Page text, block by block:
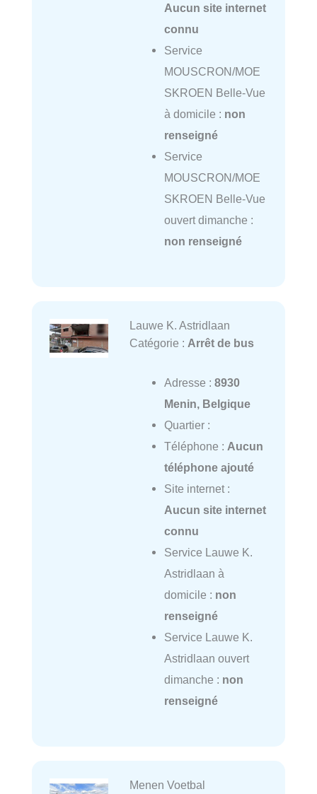
Aucun site internet
connu
Service
MOUSCRON/MOE
SKROEN Belle-Vue
à domicile : non
renseigné
Service
MOUSCRON/MOE
SKROEN Belle-Vue
ouvert dimanche :
non renseigné
Lauwe K. Astridlaan
Catégorie : Arrêt de bus
Adresse : 8930
Menin, Belgique
Quartier :
Téléphone : Aucun
téléphone ajouté
Site internet :
Aucun site internet
connu
Service Lauwe K.
Astridlaan à
domicile : non
renseigné
Service Lauwe K.
Astridlaan ouvert
dimanche : non
renseigné
Menen Voetbal